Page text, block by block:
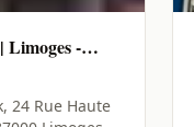
-
24 Rue Haute